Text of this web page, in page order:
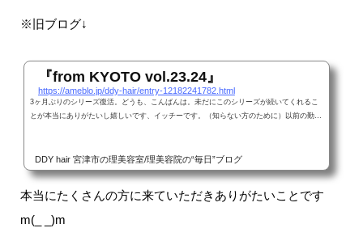
※旧ブログ↓
『from KYOTO vol.23.24』
https://ameblo.jp/ddy-hair/entry-12182241782.html
3ヶ月ぶりのシリーズ復活。どうも、こんばんは。未だにこのシリーズが続いてくれるこ
とが本当にありがたいし嬉しいです、イッチーです。（知らない方のために）以前の勤…
DDY hair 宮津市の理美容室/理美容院の“毎日”ブログ
本当にたくさんの方に来ていただきありがたいことです
m(_ _)m